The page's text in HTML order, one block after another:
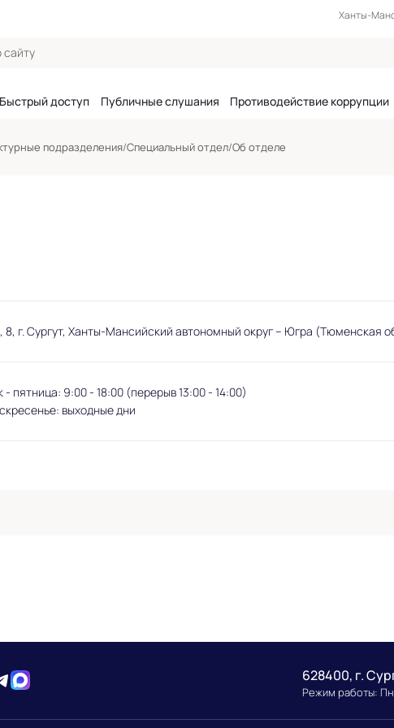
Ханты-
Быстрый доступ Публичные слушания Противодействие коррупции
подразделения/Специальный отдел/Об отделе
8, г. Сургут, Ханты-Мансийский автономный округ – Югра (Тюменская
- пятница: 9:00 - 18:00 (перерыв 13:00 - 14:00)
выходные дни
628400, г.
Режим работы: